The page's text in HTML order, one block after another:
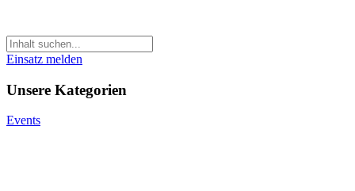
Einsatz melden
Unsere Kategorien
Events